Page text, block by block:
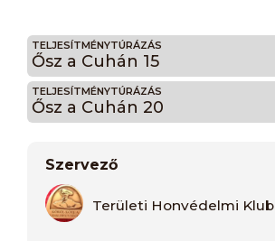
TELJESÍTMÉNYTÚRÁZÁS
Ősz a Cuhán 15
TELJESÍTMÉNYTÚRÁZÁS
Ősz a Cuhán 20
Szervező
Területi Honvédelmi Klub